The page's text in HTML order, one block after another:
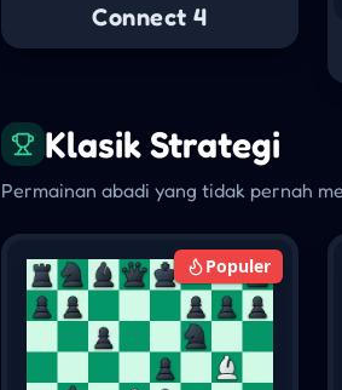
Connect 4
Klasik Strategi
Permainan abadi yang tidak pernah
Populer